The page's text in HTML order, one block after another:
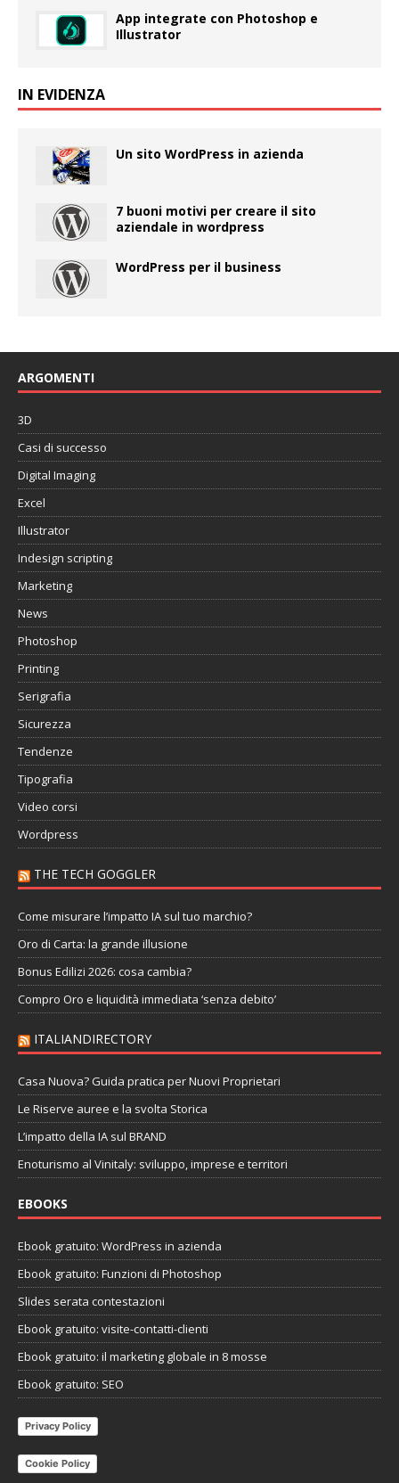
App integrate con Photoshop e
Illustrator
IN EVIDENZA
Un sito WordPress in azienda
7 buoni motivi per creare il sito
aziendale in wordpress
WordPress per il business
ARGOMENTI
3D
Casi di successo
Digital Imaging
Excel
Illustrator
Indesign scripting
Marketing
News
Photoshop
Printing
Serigrafia
Sicurezza
Tendenze
Tipografia
Video corsi
Wordpress
THE TECH GOGGLER
Come misurare l’impatto IA sul tuo marchio?
Oro di Carta: la grande illusione
Bonus Edilizi 2026: cosa cambia?
Compro Oro e liquidità immediata ‘senza debito’
ITALIANDIRECTORY
Casa Nuova? Guida pratica per Nuovi Proprietari
Le Riserve auree e la svolta Storica
L’impatto della IA sul BRAND
Enoturismo al Vinitaly: sviluppo, imprese e territori
EBOOKS
Ebook gratuito: WordPress in azienda
Ebook gratuito: Funzioni di Photoshop
Slides serata contestazioni
Ebook gratuito: visite-contatti-clienti
Ebook gratuito: il marketing globale in 8 mosse
Ebook gratuito: SEO
Privacy Policy
Cookie Policy